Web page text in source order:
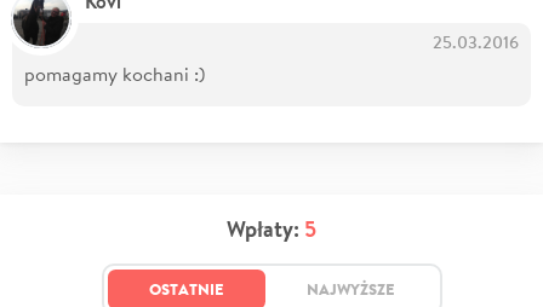
25.03.2016
pomagamy kochani :)
Wpłaty: 5
OSTATNIE NAJWYŻSZE